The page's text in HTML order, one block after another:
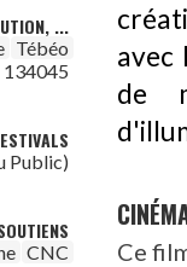
...
Tébéo
134045
Public)
CNC
avec
de
Ce